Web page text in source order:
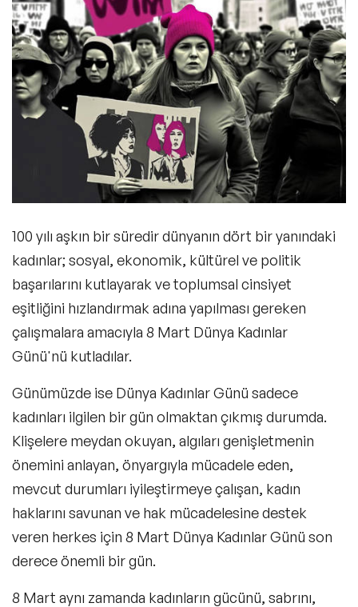
🔥 Global Konuşmacılar
🔥 Motivasyon Konuşmacıları
🔥 Liderlik Konuşmacıları
🔥 Ekonomi Konuşmacıları
🔥 Yapay Zeka Konuşmacıları
Sıkça Sorulan Sorular
100 yılı aşkın bir süredir dünyanın dört bir yanındaki
kadınlar; sosyal, ekonomik, kültürel ve politik
başarılarını kutlayarak ve toplumsal cinsiyet
eşitliğini hızlandırmak adına yapılması gereken
çalışmalara amacıyla 8 Mart Dünya Kadınlar
Günü'nü kutladılar.
Günümüzde ise Dünya Kadınlar Günü sadece
kadınları ilgilen bir gün olmaktan çıkmış durumda.
Klişelere meydan okuyan, algıları genişletmenin
önemini anlayan, önyargıyla mücadele eden,
mevcut durumları iyileştirmeye çalışan, kadın
haklarını savunan ve hak mücadelesine destek
veren herkes için 8 Mart Dünya Kadınlar Günü son
derece önemli bir gün.
8 Mart aynı zamanda kadınların gücünü, sabrını,